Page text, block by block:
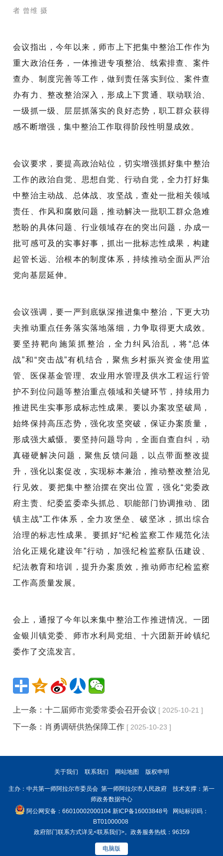
者 曾维 摄
会议指出，今年以来，师市上下把集中整治工作作为
重大政治任务，一体推进专项整治、线索排查、案件
查办、制度完善等工作，做到责任落实到位、案件查
办有力、整改整治深入，形成上下贯通、联动联治、
一级抓一级、层层抓落实的良好态势，职工群众获得
感不断增强，集中整治工作取得阶段性明显成效。
会议要求，要提高政治站位，切实增强抓好集中整治
工作的政治自觉、思想自觉、行动自觉，全力打好集
中整治主动战、总体战、攻坚战，查处一批相关领域
责任、作风和腐败问题，推动解决一批职工群众急难
愁盼的具体问题、行业领域存在的突出问题，办成一
批可感可及的实事好事，抓出一批标志性成果，构建
起管长远、治根本的制度体系，持续推动全面从严治
党向基层延伸。
会议强调，要一严到底纵深推进集中整治，下更大功
夫推动重点任务落实落地落细，力争取得更大成效。
要坚持靶向施策抓整治，全力纠风治乱，将“总体
战”和“突击战”有机结合， 聚焦 乡村振兴资金使用监
管、医保基金管理、农业用水管理及供水工程运行管
护不到位问题等整治重点领域和关键环节，持续用力
推进民生实事形成标志性成果。要以办案攻坚破局，
始终保持高压态势，强化攻坚突破，保证办案质量，
形成强大威慑。要坚持问题导向，全面自查自纠，动
真碰硬解决问题，聚焦反馈问题，以点带面整改提
升，强化以案促改，实现标本兼治，推动整改整治见
行见效。要把集中整治摆在突出位置，强化“党委政
府主责、纪委监委牵头抓总、职能部门协调推动、团
镇主战”工作体系，全力攻堡垒、破坚冰，抓出综合
治理的标志性成果。要抓好“纪检监察工作规范化法
治化正规化建设年”行动，加强纪检监察队伍建设、
纪法教育和培训，提升办案质效，推动师市纪检监察
工作高质量发展。
会上，通报了今年以来集中整治工作推进情况。一团
金银川镇党委、师市水利局党组、十六团新开岭镇纪
委作了交流发言。
上一条：十二届师市党委常委会召开会议 [ 2025-10-21 ]
下一条： 肖勇调研供热保障工作 [ 2025-10-23 ]
关于我们 联系我们 网站地图 版权申明
主办：中共第一师阿拉尔市委员会 第一师阿拉尔市人民政府 技术支撑：第一
师政务数据中心
阿公网安备：66010002000104 新ICP备16003848号网站标识码：
BT01000008
政府部门联系方式详见<联系我们>。政务服务热线：96359
电脑版